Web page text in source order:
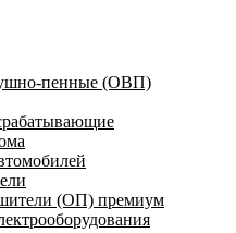
пенные (ОВП)
(ОП) премиум